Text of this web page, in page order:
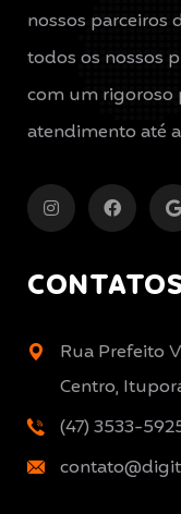
nossos parceiros
todos os nossos
com um rigoroso
atendimento até
Rua Prefeito
Centro,
(47) 3533-